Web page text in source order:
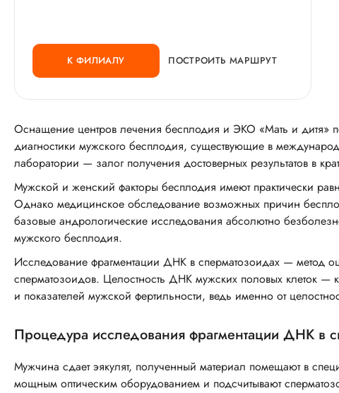
К ФИЛИАЛУ ПОСТРОИТЬ МАРШРУТ
Оснащение центров лечения бесплодия и ЭКО «Мать и дитя»
диагностики мужского бесплодия, существующие в
лаборатории — залог получения достоверных результатов в
Мужской и женский факторы бесплодия имеют практически
Однако медицинское обследование возможных причин
базовые андрологические исследования абсолютно
мужского бесплодия.
Исследование фрагментации ДНК в сперматозоидах — метод
сперматозоидов. Целостность ДНК мужских половых клеток —
и показателей мужской фертильности, ведь именно от
Процедура исследования фрагментации ДНК в
Мужчина сдает эякулят, полученный материал помещают в
мощным оптическим оборудованием и подсчитывают